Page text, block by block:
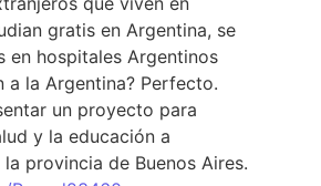
gratis en Argentina, se
en hospitales Argentinos
a la Argentina? Perfecto.
un proyecto para
y la educación a
provincia de Buenos Aires.